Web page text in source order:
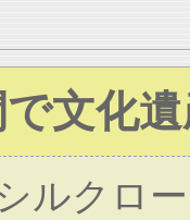
文化
ルクロ